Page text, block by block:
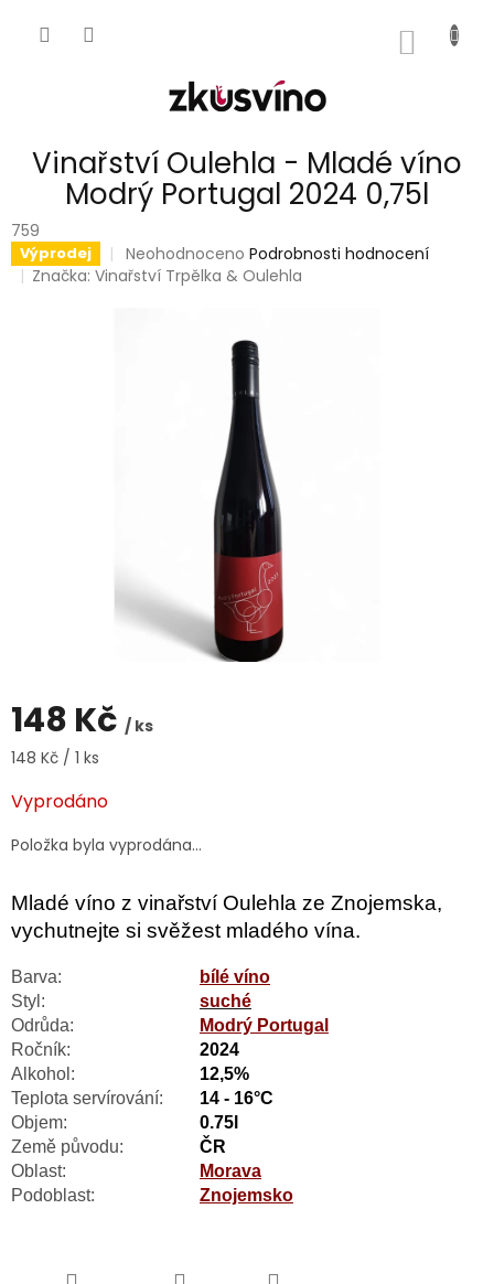
Vinařství Oulehla - Mladé víno
Modrý Portugal 2024 0,75l
759
Výprodej
Průměrné
hodnocení
Neohodnoceno Podrobnosti hodnocení
Značka:Vinařství Trpělka & Oulehla
148 Kč / ks
Měrná
148 Kč / 1 ks
Vyprodáno
Položka byla vyprodána…
Mladé víno z vinařství Oulehla ze Znojemska,
vychutnejte si svěžest mladého vína.
Barva:
bílé víno
Styl:
suché
Odrůda:
Modrý Portugal
Ročník:
2024
Alkohol:
12,5%
Teplota servírování:
14 - 16°C
Objem:
0.75l
Země původu:
ČR
Oblast:
Morava
Podoblast:
Znojemsko